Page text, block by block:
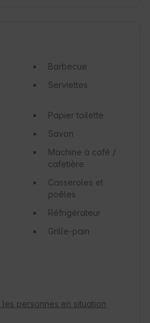
Barbecue
Serviettes
Papier toilette
Savon
Machine à café /
cafetière
Casseroles et
poêles
Réfrigérateur
Grille-pain
personnes en situation